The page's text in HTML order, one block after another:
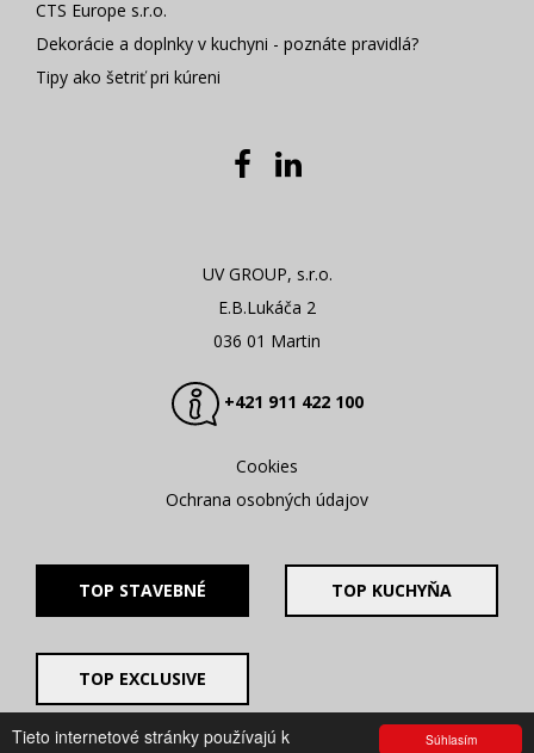
Súhlasím
Tieto internetové stránky používajú k
CTS Europe s.r.o.
Dekorácie a doplnky v kuchyni - poznáte pravidlá?
Tipy ako šetriť pri kúreni
UV GROUP, s.r.o.
E.B.Lukáča 2
036 01 Martin
+421 911 422 100
Cookies
Ochrana osobných údajov
TOP STAVEBNÉ TOP KUCHYŇA
TOP EXCLUSIVE